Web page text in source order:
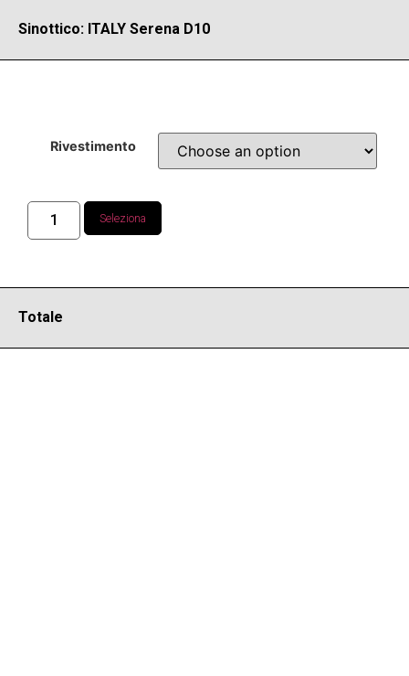
Sinottico: ITALY Serena D10
Rivestimento
Seleziona
Totale